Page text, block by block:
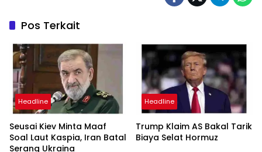
Pos Terkait
Headline
Seusai Kiev Minta Maaf
Soal Laut Kaspia, Iran Batal
Serang Ukraina
Headline
Trump Klaim AS Bakal Tarik
Biaya Selat Hormuz